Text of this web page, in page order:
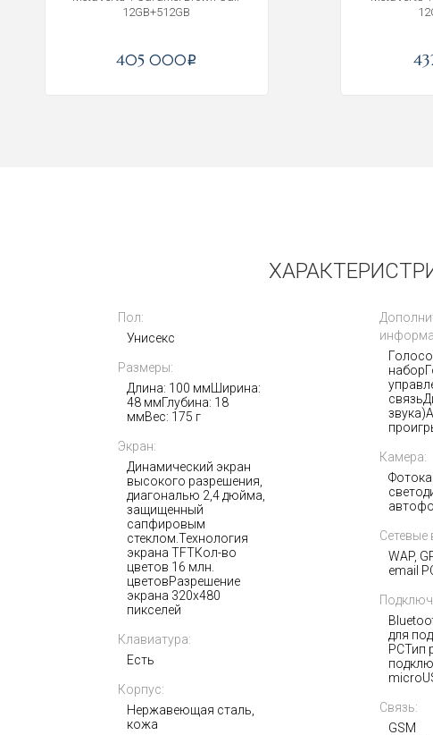
12GB+512GB
405 000i
MetaVertu 1 Jade Black Calf
12GB+512GB
Пол:
Унисекс
Размеры:
Длина: 100 ммШирина:
48 ммГлубина: 18
ммВес: 175 г
Экран:
Динамический экран
высокого разрешения,
диагональю 2,4 дюйма,
защищенный
сапфировым
стеклом.Технология
экрана TFTКол-во
цветов 16 млн.
цветовРазрешение
экрана 320x480
пикселей
Клавиатура:
Есть
Корпус:
Нержавеющая сталь,
кожа
Камера:
WAP,
email
для
PCТип
Связь:
GSM